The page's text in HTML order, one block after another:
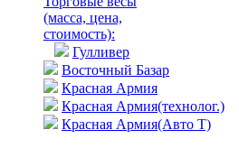
(масса, цена,
стоимость):
Гулливер
Восточный Базар
Красная Армия
Красная Армия(технолог.)
Красная Армия(Авто Т)